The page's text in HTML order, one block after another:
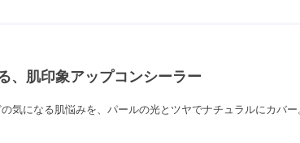
、肌印象アップコンシーラー
気になる肌悩みを、パールの光とツヤでナチュラルにカバ